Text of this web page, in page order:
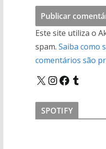
Este site utiliza o
spam. Saiba como
comentários são
X InstagramFacebook Tumblr
SPOTIFY